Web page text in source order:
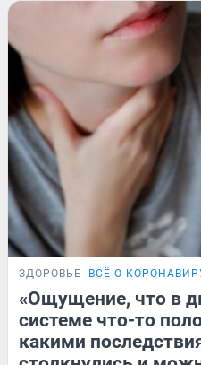
ЗДОРОВЬЕ ВСЁ О
«Ощущение, что в
системе что-то
какими